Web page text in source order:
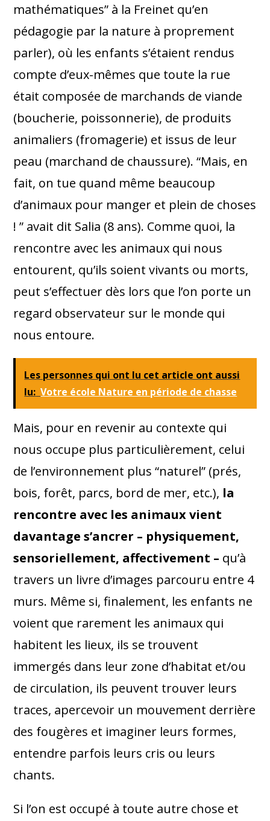
mathématiques” à la Freinet qu’en
pédagogie par la nature à proprement
parler), où les enfants s’étaient rendus
compte d’eux-mêmes que toute la rue
était composée de marchands de viande
(boucherie, poissonnerie), de produits
animaliers (fromagerie) et issus de leur
peau (marchand de chaussure). “Mais, en
fait, on tue quand même beaucoup
d’animaux pour manger et plein de choses
! ” avait dit Salia (8 ans). Comme quoi, la
rencontre avec les animaux qui nous
entourent, qu’ils soient vivants ou morts,
peut s’effectuer dès lors que l’on porte un
regard observateur sur le monde qui
nous entoure.
Les personnes qui ont lu cet article ont aussi
lu: Votre école Nature en période de chasse
Mais, pour en revenir au contexte qui
nous occupe plus particulièrement, celui
de l’environnement plus “naturel” (prés,
bois, forêt, parcs, bord de mer, etc.), la
rencontre avec les animaux vient
davantage s’ancrer – physiquement,
sensoriellement, affectivement – qu’à
travers un livre d’images parcouru entre 4
murs. Même si, finalement, les enfants ne
voient que rarement les animaux qui
habitent les lieux, ils se trouvent
immergés dans leur zone d’habitat et/ou
de circulation, ils peuvent trouver leurs
traces, apercevoir un mouvement derrière
des fougères et imaginer leurs formes,
entendre parfois leurs cris ou leurs
chants.
Si l’on est occupé à toute autre chose et